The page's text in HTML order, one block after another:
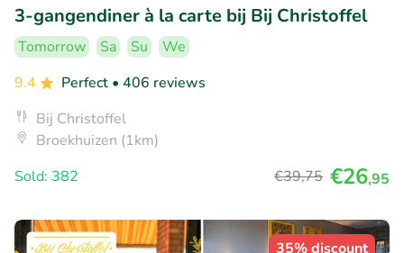
3-gangendiner à la carte bij Bij Christoffel
Tomorrow Sa Su
We
9.4
Perfect • 406 reviews
Bij Christoffel
Broekhuizen (1km)
Sold: 382
€39,75 €26,95
35% discount